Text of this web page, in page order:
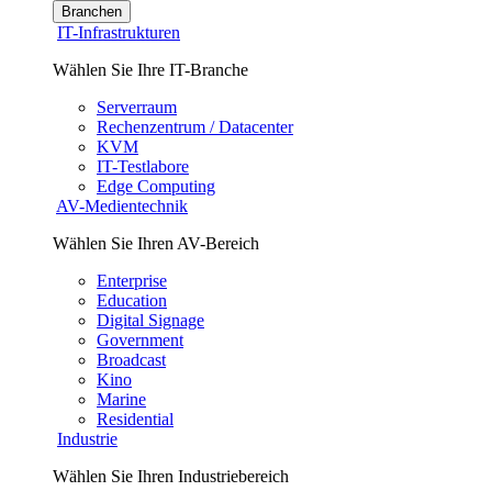
Branchen
IT-Infrastrukturen
Wählen Sie Ihre IT-Branche
Serverraum
Rechenzentrum / Datacenter
KVM
IT-Testlabore
Edge Computing
AV-Medientechnik
Wählen Sie Ihren AV-Bereich
Enterprise
Education
Digital Signage
Government
Broadcast
Kino
Marine
Residential
Industrie
Wählen Sie Ihren Industriebereich